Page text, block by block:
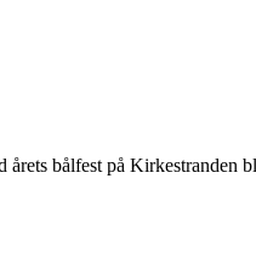
bålfest på Kirkestranden